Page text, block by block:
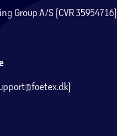
Group A/S (CVR 35954716)